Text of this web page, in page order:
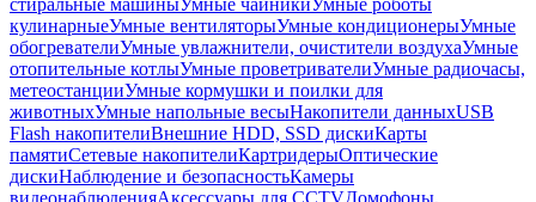
стиральные машиныУмные чайникиУмные роботы
кулинарныеУмные вентиляторыУмные кондиционерыУмные
обогревателиУмные увлажнители, очистители воздухаУмные
отопительные котлыУмные проветривателиУмные радиочасы,
метеостанцииУмные кормушки и поилки для
животныхУмные напольные весыНакопители данныхUSB
Flash накопителиВнешние HDD, SSD дискиКарты
памятиСетевые накопителиКартридерыОптические
дискиНаблюдение и безопасностьКамеры
видеонаблюденияАксессуары для CCTVДомофоны,